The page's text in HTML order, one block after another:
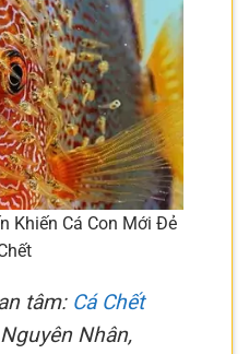
Khiến Cá Con Mới Đẻ
tâm: Cá Chết
Nhân,